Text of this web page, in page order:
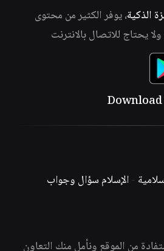
الذكية، يوفر الكثير من محتوى
يحتاج للاتصال بالانترنت
-الإسلام سؤال وجواب
من الموقع ونأمل منك التعاون